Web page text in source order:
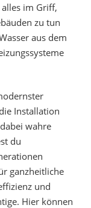
im Griff,
zu tun
aus dem
Installation
wahre
du
ganzheitliche
und
Hier können